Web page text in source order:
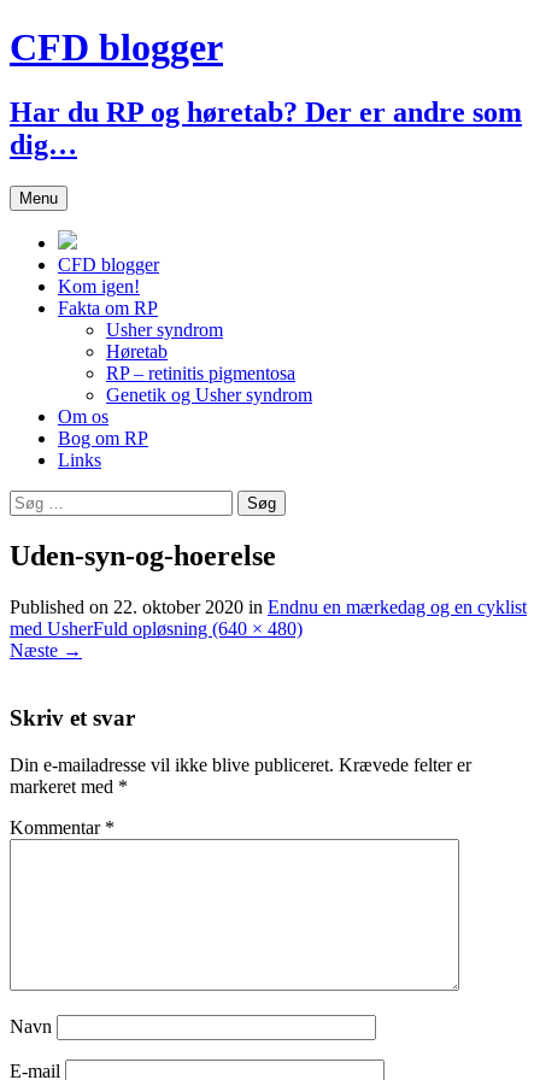
Hop
til
CFD blogger
Har du RP og høretab? Der er andre som
dig…
Menu
CFD blogger
Kom igen!
Fakta om RP
Usher syndrom
Høretab
RP – retinitis pigmentosa
Genetik og Usher syndrom
Om os
Bog om RP
Links
Søg
efter:
Uden-syn-og-hoerelse
Published on 22. oktober 2020 in Endnu en mærkedag og en cyklist
med UsherFuld opløsning (640 × 480)
Næste →
Skriv et svar
Din e-mailadresse vil ikke blive publiceret. Krævede felter er
markeret med *
Kommentar *
Navn
E-mail